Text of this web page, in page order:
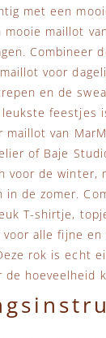
met een
maillot
Combineer
voor
en de
leukste feestjes
van
of Baje
voor de winter,
in de zomer.
T-shirtje,
alle fijne en
rok is echt
de hoeveelheid